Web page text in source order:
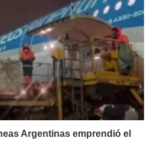
Argentinas emprendió el